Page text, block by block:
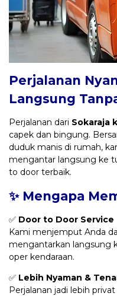
Perjalanan
Langsung
Perjalanan dari Sokaraja
capek dan bingung.
duduk manis di rumah,
mengantar langsung ke
to door terbaik.
✨ Mengapa
✅ Door to Door Service
Kami menjemput Anda
mengantarkan langsung
oper kendaraan.
✅ Lebih Nyaman &
Perjalanan jadi lebih